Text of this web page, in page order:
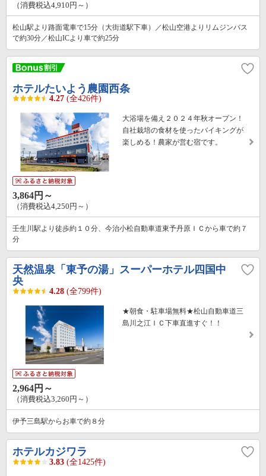
（消費税込4,910円～）
松山駅より路面電車で15分（大街道駅下車）／松山空港よりリムジンバス
で約30分／松山ICより車で約25分
ホテルたいよう農園西条
4.27 (全426件)
大浴場を備え２０２４年秋オープン！
自社栽培の食材を使ったバイキングが
楽しめる！農家が営む宿です。
3,864円～
（消費税込4,250円～）
壬生川駅より徒歩約１０分、今治小松自動車道東予丹原ＩＣから車で約７
分
天然温泉「東予の湯」スーパーホテル四国中
央
4.28 (全799件)
★朝食・駐車場無料★松山自動車道三
島川之江ＩＣ下車直進すぐ！！
2,964円～
（消費税込3,260円～）
伊予三島駅からお車で約８分
ホテルカジワラ
3.83 (全1425件)